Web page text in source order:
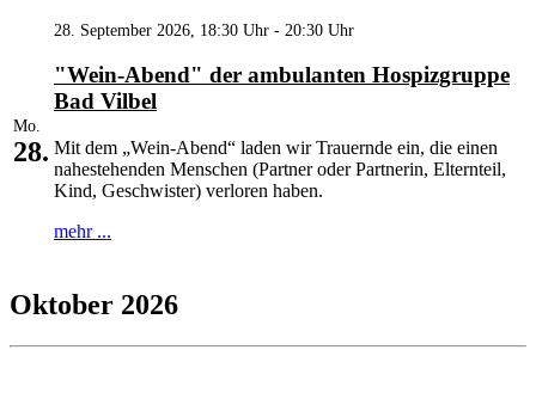
Mo.
28.
28. September 2026, 18:30 Uhr - 20:30 Uhr
"Wein-Abend" der ambulanten Hospizgruppe
Bad Vilbel
Mit dem „Wein-Abend“ laden wir Trauernde ein, die einen
nahestehenden Menschen (Partner oder Partnerin, Elternteil,
Kind, Geschwister) verloren haben.
mehr ...
Oktober 2026